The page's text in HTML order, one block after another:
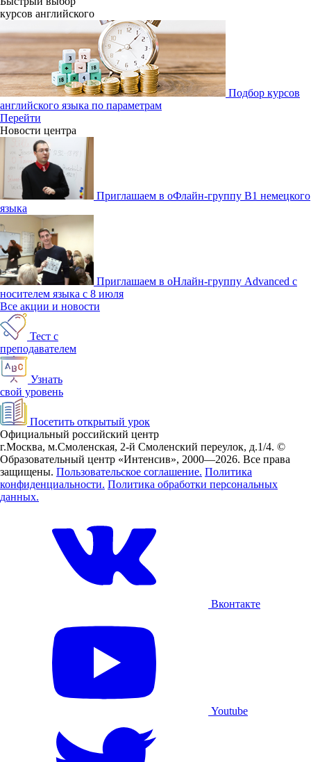
курсов английcкого
Подбор курсов
английского языка по параметрам
Перейти
Новости центра
Приглашаем в оФлайн-группу В1 немецкого
языка
Приглашаем в оНлайн-группу Advanced с
носителем языка с 8 июля
Все акции и новости
Тест с
преподавателем
Узнать
свой уровень
Посетить открытый урок
Официальный российский центр
г.Москва, м.Смоленская, 2-й Смоленский переулок, д.1/4. ©
Образовательный центр «Интенсив», 2000—2026. Все права
защищены. Пользовательское соглашение. Политика
конфиденциальности. Политика обработки персональных
данных.
Вконтакте
Youtube